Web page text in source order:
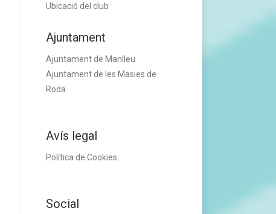
Ubicació del club
Ajuntament
Ajuntament de Manlleu
Ajuntament de les Masies de
Roda
Avís legal
Política de Cookies
Social